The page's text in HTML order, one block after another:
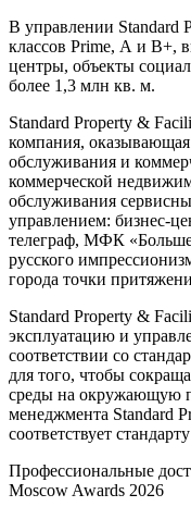
В управлении Standard
классов Prime, А и В+,
центры, объекты
более 1,3 млн кв. м.
Standard Property &
компания, оказывающая
обслуживания и
коммерческой
обслуживания
управлением: бизнес-
телеграф, МФК
русского
города точки
Standard Property &
эксплуатацию и
соответствии со
для того, чтобы
среды на окружающую
менеджмента Standard
соответствует
Профессиональные
Moscow Awards 2026